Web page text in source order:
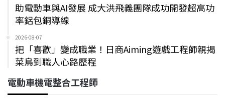
助電動車與AI發展 成大洪飛義團隊成功開發超高功
率鋁包銅導線
2026-08-07
把「喜歡」變成職業！日商Aiming遊戲工程師親揭
菜鳥到職人心路歷程
電動車機電整合工程師